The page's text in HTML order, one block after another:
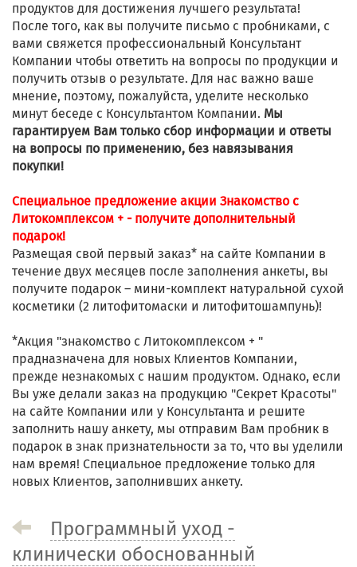
продуктов для достижения лучшего результата!
После того, как вы получите письмо с пробниками, с
вами свяжется профессиональный Консультант
Компании чтобы ответить на вопросы по продукции и
получить отзыв о результате. Для нас важно ваше
мнение, поэтому, пожалуйста, уделите несколько
минут беседе с Консультантом Компании. Мы
гарантируем Вам только сбор информации и ответы
на вопросы по применению, без навязывания
покупки!
Специальное предложение акции Знакомство с
Литокомплексом + - получите дополнительный
подарок!
Размещая свой первый заказ* на сайте Компании в
течение двух месяцев после заполнения анкеты, вы
получите подарок – мини-комплект натуральной сухой
косметики (2 литофитомаски и литофитошампунь)!
*Акция "знакомство с Литокомплексом + "
прадназначена для новых Клиентов Компании,
прежде незнакомых с нашим продуктом. Однако, если
Вы уже делали заказ на продукцию "Секрет Красоты"
на сайте Компании или у Консультанта и решите
заполнить нашу анкету, мы отправим Вам пробник в
подарок в знак признательности за то, что вы уделили
нам время! Специальное предложение только для
новых Клиентов, заполнивших анкету.
Программный уход -
клинически обоснованный